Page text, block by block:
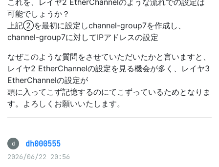
これを、レイヤ2 EtherChannelのような流れでの設定は
可能でしょうか？
上記②を最初に設定しchannel-group7を作成し、
channel-group7に対してIPアドレスの設定
なぜこのような質問をさせていただいたかと言いますと、
レイヤ2 EtherChannelの設定を見る機会が多く、レイヤ3
EtherChannelの設定が
頭に入ってこず記憶するのにてこずっているためとなりま
す。よろしくお願いいたします。
d dh000555
2026/06/22 20:56